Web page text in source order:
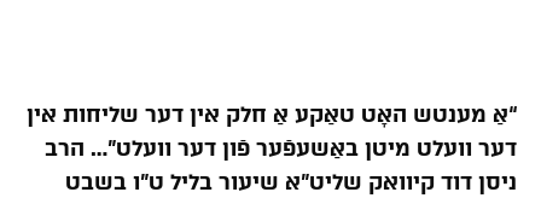
“אַ מענטש האָט טאַקע אַ חלק אין דער שליחות אין
דער וועלט מיטן באַשעפֿער פֿון דער וועלט”… הרב
ניסן דוד קיוואק שליט”א שיעור בליל ט”ו בשבט